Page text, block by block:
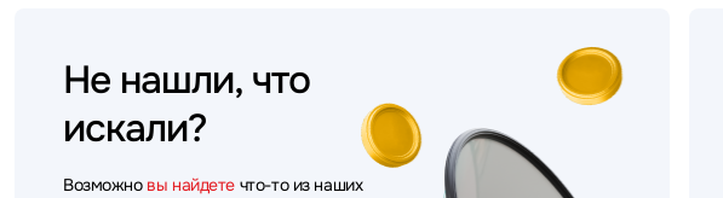
Не нашли, что
искали?
Возможно вы найдете что-то из наших